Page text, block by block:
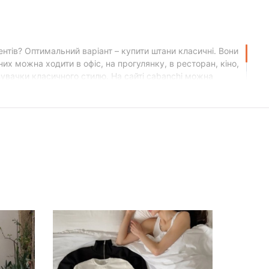
Оптимальний варіант – купити штани класичні. Вони
можна ходити в офіс, на прогулянку, в ресторан, кіно,
класичного стилю. На сайті cabanchi можна
не має жорстких розмірних рамок.
складкам зверху. Вони вигідно підкреслюють
класичні блузи та сорочки, так і під футболки, майки,
любительки вільного «піжамного» стилю, які не
та довговічності. Адже ми використовуємо
на сонці й не псуються від прання. На нашому сайті